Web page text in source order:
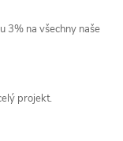
3% na všechny naše
projekt.